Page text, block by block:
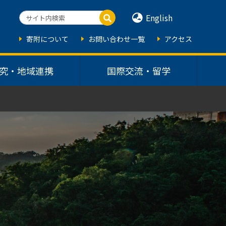
・地域連携 国際交流・留学
English
寄附について お問い合わせ一覧 アクセス